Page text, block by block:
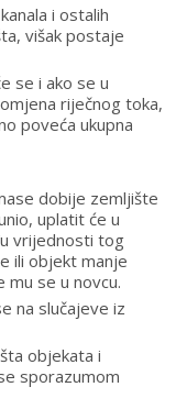
i ostalih
višak postaje
se i ako se u
riječnog toka,
poveća ukupna
dobije zemljište
uplatit će u
vrijednosti tog
ili objekt manje
se u novcu.
na slučajeve iz
objekata i
sporazumom